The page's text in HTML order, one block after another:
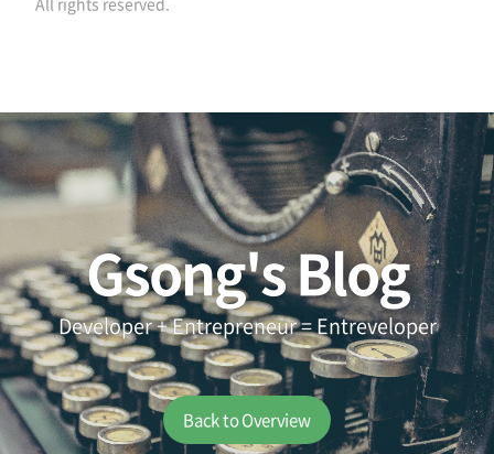
Gsong's Blog
Developer + Entrepreneur = Entreveloper
Back to Overview